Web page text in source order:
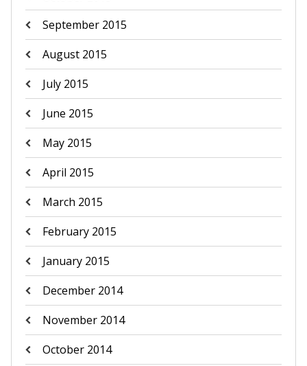
September 2015
August 2015
July 2015
June 2015
May 2015
April 2015
March 2015
February 2015
January 2015
December 2014
November 2014
October 2014